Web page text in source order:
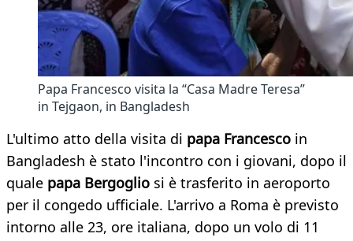
Papa Francesco visita la “Casa Madre Teresa”
in Tejgaon, in Bangladesh
L'ultimo atto della visita di papa Francesco in
Bangladesh è stato l'incontro con i giovani, dopo il
quale papa Bergoglio si è trasferito in aeroporto
per il congedo ufficiale. L'arrivo a Roma è previsto
intorno alle 23, ore italiana, dopo un volo di 11